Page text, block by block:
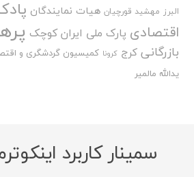
البرز مهشید قورچیان هیات نمایندگان
اقتصادی پارک ملی ایران کوچک
بازرگانی کرج کرونا کمیسیون گردشگری و
یدالله مالمیر
سمینار کاربرد